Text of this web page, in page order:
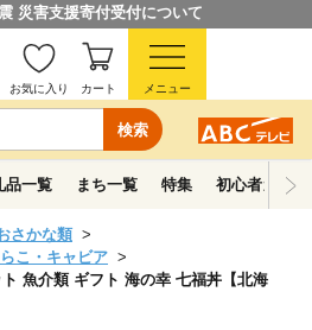
災害支援寄付受付について
検索
お気に入り カート メニュー
品一覧 まち一覧 特集 初心者ガイド
さかな類
こ・キャビア
魚介類 ギフト 海の幸 七福丼【北海